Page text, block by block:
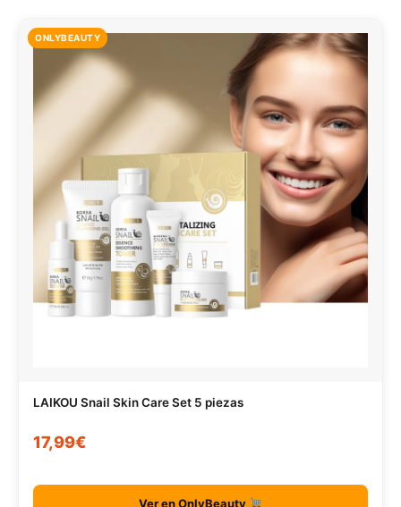
ONLYBEAUTY
LAIKOU Snail Skin Care Set 5 piezas
17,99€
Ver en OnlyBeauty